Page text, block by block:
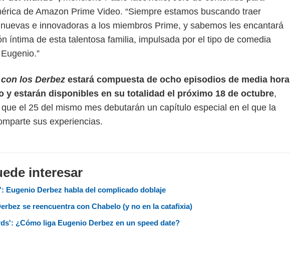
de Amazon Prime Video. “Siempre estamos buscando traer
e innovadoras a los miembros Prime, y sabemos les encantará
íntima de esta talentosa familia, impulsada por el tipo de comedia
los Derbez estará compuesta de ocho episodios de media hora
y estarán disponibles en su totalidad el próximo 18 de octubre,
el 25 del mismo mes debutarán un capítulo especial en el que la
sus experiencias.
interesar
Eugenio Derbez habla del complicado doblaje
se reencuentra con Chabelo (y no en la catafixia)
¿Cómo liga Eugenio Derbez en un speed date?